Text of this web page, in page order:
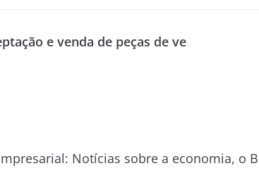
e venda de peças de ve
Notícias sobre a economia, o